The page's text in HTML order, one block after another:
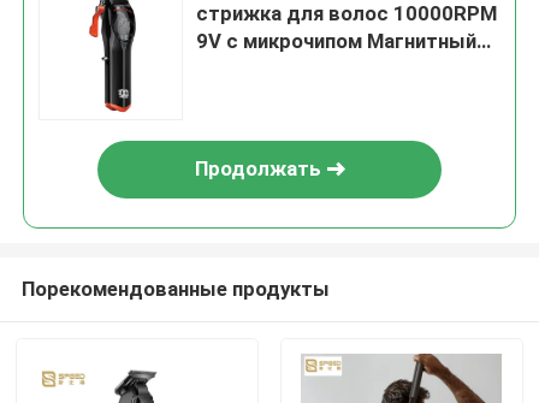
стрижка для волос 10000RPM
9V с микрочипом Магнитный
Продолжать
Порекомендованные продукты